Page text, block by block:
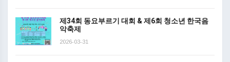
제34회 동요부르기 대회 & 제6회 청소년 한국음
악축제
2026-03-31